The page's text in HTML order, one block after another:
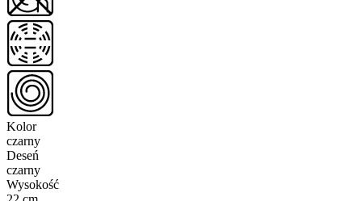
Kolor
czarny
Deseń
czarny
Wysokość